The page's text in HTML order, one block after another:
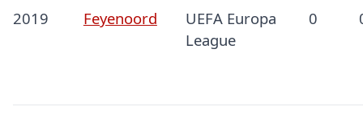
2019 Feyenoord
UEFA Europa
League
0